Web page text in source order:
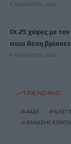
9 Αυγούστου, 2026
Οι 25 χώρες με
ποια θέση
9 Αυγούστου, 2026
TRENDING
#ΑΑΔΕ #
#ΘΑΝΑΣΗΣ